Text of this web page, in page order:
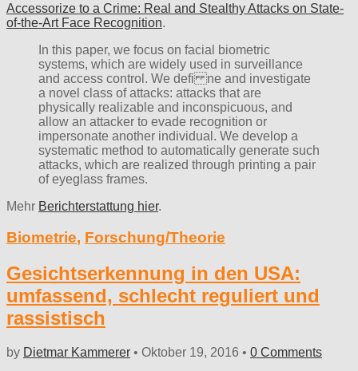
Accessorize to a Crime: Real and Stealthy Attacks on State-
of-the-Art Face Recognition.
In this paper, we focus on facial biometric
systems, which are widely used in surveillance
and access control. We defi ne and investigate
a novel class of attacks: attacks that are
physically realizable and inconspicuous, and
allow an attacker to evade recognition or
impersonate another individual. We develop a
systematic method to automatically generate such
attacks, which are realized through printing a pair
of eyeglass frames.
Mehr Berichterstattung hier.
Biometrie, Forschung/Theorie
Gesichtserkennung in den USA:
umfassend, schlecht reguliert und
rassistisch
by Dietmar Kammerer • Oktober 19, 2016 • 0 Comments